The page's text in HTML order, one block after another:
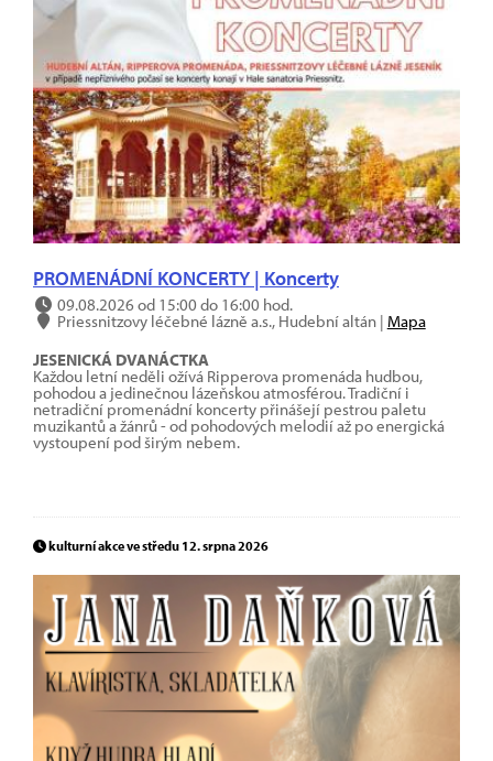
PROMENÁDNÍ KONCERTY | Koncerty
09.08.2026 od 15:00 do 16:00 hod.
Priessnitzovy léčebné lázně a.s., Hudební altán | Mapa
JESENICKÁ DVANÁCTKA
Každou letní neděli ožívá Ripperova promenáda hudbou,
pohodou a jedinečnou lázeňskou atmosférou. Tradiční i
netradiční promenádní koncerty přinášejí pestrou paletu
muzikantů a žánrů - od pohodových melodií až po energická
vystoupení pod širým nebem.
kulturní akce ve středu 12. srpna 2026